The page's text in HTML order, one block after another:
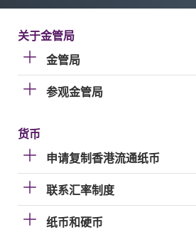
关于金管局
金管局
参观金管局
货币
申请复制香港流通纸币
联系汇率制度
纸币和硬币